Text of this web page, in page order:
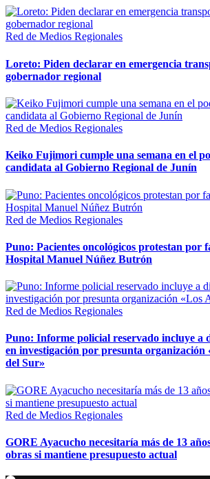
Red de Medios Regionales
Loreto: Piden declarar en emergencia
gobernador regional
Red de Medios Regionales
Keiko Fujimori cumple una semana en el
candidata al Gobierno Regional de Junín
Red de Medios Regionales
Puno: Pacientes oncológicos protestan por
Hospital Manuel Núñez Butrón
Red de Medios Regionales
Puno: Informe policial reservado incluye a
en investigación por presunta organización
del Sur»
Red de Medios Regionales
GORE Ayacucho necesitaría más de 13
obras si mantiene presupuesto actual